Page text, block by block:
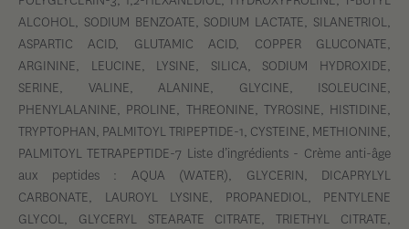
ALCOHOL, SODIUM BENZOATE, SODIUM LACTATE, SILANETRIOL,
ASPARTIC ACID, GLUTAMIC ACID, COPPER GLUCONATE,
ARGININE, LEUCINE, LYSINE, SILICA, SODIUM HYDROXIDE,
SERINE, VALINE, ALANINE, GLYCINE, ISOLEUCINE,
PHENYLALANINE, PROLINE, THREONINE, TYROSINE, HISTIDINE,
TRYPTOPHAN, PALMITOYL TRIPEPTIDE-1, CYSTEINE, METHIONINE,
PALMITOYL TETRAPEPTIDE-7 Liste d’ingrédients - Crème anti-âge
aux peptides : AQUA (WATER), GLYCERIN, DICAPRYLYL
CARBONATE, LAUROYL LYSINE, PROPANEDIOL, PENTYLENE
GLYCOL, GLYCERYL STEARATE CITRATE, TRIETHYL CITRATE,